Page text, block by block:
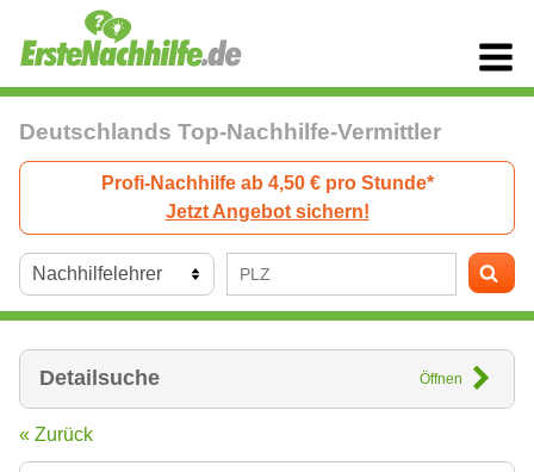
Deutschlands Top-Nachhilfe-Vermittler
Profi-Nachhilfe ab 4,50 € pro Stunde*
Jetzt Angebot sichern!
Detailsuche Öffnen
« Zurück